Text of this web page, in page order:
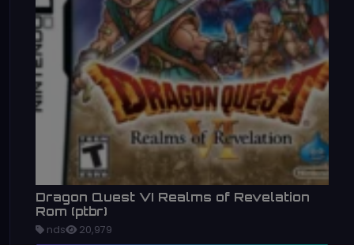
Dragon Quest VI Realms of Revelation
Rom (ptbr)
nds 20,979